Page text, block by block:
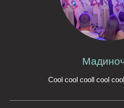
Cool cool cooll cool